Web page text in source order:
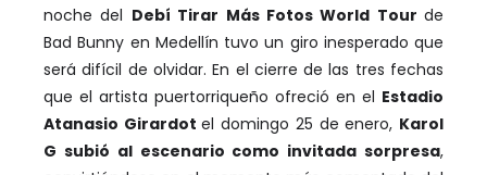
noche del Debí Tirar Más Fotos World Tour de
Bad Bunny en Medellín tuvo un giro inesperado que
será difícil de olvidar. En el cierre de las tres fechas
que el artista puertorriqueño ofreció en el Estadio
Atanasio Girardotel domingo 25 de enero, Karol
G subió al escenario como invitada sorpresa,